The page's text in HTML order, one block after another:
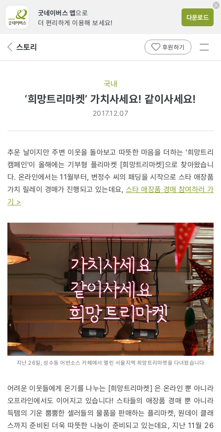
굿네이버스 앱으로
더 편리하게 이용해 보세요!
다운로드
뒤 스토리 후원하기
전체
국내
‘희망트리마켓’ 가치사세요! 같이사세요!
2017.12.07
추운 날이지만 주변 이웃을 돌아보고 따뜻한 마음을 더하는 '희망트리
캠페인'이 올해에는 기부형 플리마켓 [희망트리마켓]으로 찾아왔습니
다. 온라인에서는 11월부터, 변정수 씨의 패딩을 시작으로 스타 애장품
가치 릴레이 경매가 진행되고 있는데요,스타 애장품 경매 참여하러 가
기 >
지난 26일, 성수동 어반소스 카페에서 열린 서울지역 희망트리마켓을 다녀왔습니다
어려운 이웃들에게 온기를 나누는 [희망트리마켓] 은 온라인 뿐 아니라
오프라인에서도 이어지고 있습니다! 스타들의 애장품 경매 뿐 아니라
득템의 기운 뿜뿜한 셀러들의 물품을 판매하는 플리마켓, 원데이 클래
스까지 준비된 더욱 따뜻한 나눔이 준비되고 있는데요, 지난 11월 26